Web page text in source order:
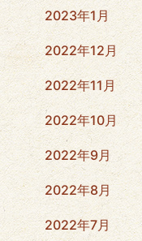
2023年1月
2022年12月
2022年11月
2022年10月
2022年9月
2022年8月
2022年7月